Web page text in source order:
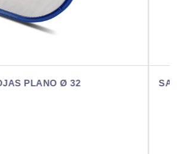
PROFESIONAL BOLSA GRANDE